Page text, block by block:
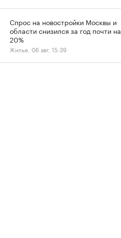
Спрос на новостройки Москвы и
области снизился за год почти на
20%
Жилье, 06 авг, 15:39